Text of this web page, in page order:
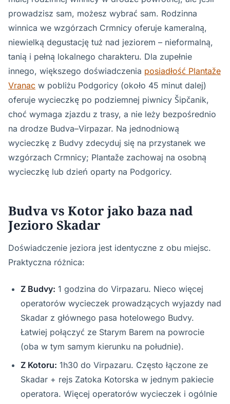
prowadzisz sam, możesz wybrać sam. Rodzinna
winnica we wzgórzach Crmnicy oferuje kameralną,
niewielką degustację tuż nad jeziorem – nieformalną,
tanią i pełną lokalnego charakteru. Dla zupełnie
innego, większego doświadczenia posiadłość Plantaže
Vranac w pobliżu Podgoricy (około 45 minut dalej)
oferuje wycieczkę po podziemnej piwnicy Šipčanik,
choć wymaga zjazdu z trasy, a nie leży bezpośrednio
na drodze Budva–Virpazar. Na jednodniową
wycieczkę z Budvy zdecyduj się na przystanek we
wzgórzach Crmnicy; Plantaže zachowaj na osobną
wycieczkę lub dzień oparty na Podgoricy.
Budva vs Kotor jako baza nad
Jezioro Skadar
Doświadczenie jeziora jest identyczne z obu miejsc.
Praktyczna różnica:
Z Budvy: 1 godzina do Virpazaru. Nieco więcej
operatorów wycieczek prowadzących wyjazdy nad
Skadar z głównego pasa hotelowego Budvy.
Łatwiej połączyć ze Starym Barem na powrocie
(oba w tym samym kierunku na południe).
Z Kotoru: 1h30 do Virpazaru. Często łączone ze
Skadar + rejs Zatoka Kotorska w jednym pakiecie
operatora. Więcej operatorów wycieczek i ogólnie